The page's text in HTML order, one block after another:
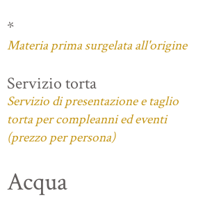
*
Materia prima surgelata all'origine
Servizio torta
Servizio di presentazione e taglio
torta per compleanni ed eventi
(prezzo per persona)
Acqua